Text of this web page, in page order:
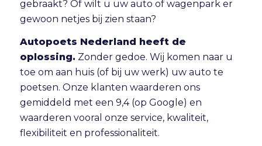
gebraakt? Of wilt u uw auto of wagenpark er
gewoon netjes bij zien staan?
Autopoets Nederland heeft de
oplossing. Zonder gedoe. Wij komen naar u
toe om aan huis (of bij uw werk) uw auto te
poetsen. Onze klanten waarderen ons
gemiddeld met een 9,4 (op Google) en
waarderen vooral onze service, kwaliteit,
flexibiliteit en professionaliteit.